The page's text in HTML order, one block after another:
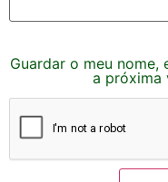
Guardar o meu nome,
a próxima